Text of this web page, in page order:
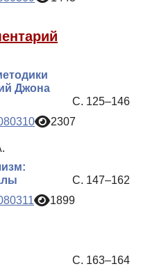
Джона
С. 125–146
2307
С. 147–162
1899
С. 163–164